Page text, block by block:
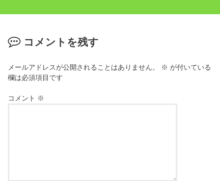
コメントを残す
メールアドレスが公開されることはありません。 ※ が付いている
欄は必須項目です
コメント ※